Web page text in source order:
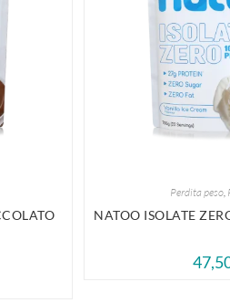
Perdita peso
NATOO ISOLATE